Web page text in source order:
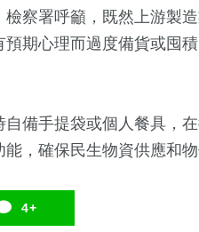
察署呼籲，既然上游製
期心理而過度備貨或囤積
備手提袋或個人餐具，
，確保民生物資供應和物
4+
428+